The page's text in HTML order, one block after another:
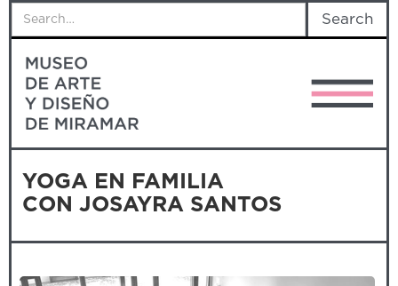
YOGA EN FAMILIA
CON JOSAYRA SANTOS